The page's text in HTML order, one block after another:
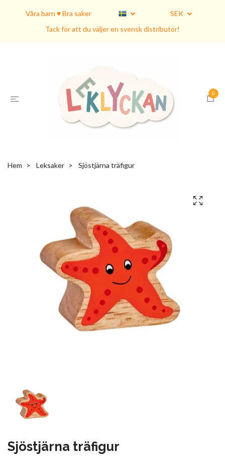
Våra barn ♥ Bra saker
SEK
Tack för att du väljer en svensk distributör!
0
Hem Leksaker Sjöstjärna träfigur
Sjöstjärna träfigur